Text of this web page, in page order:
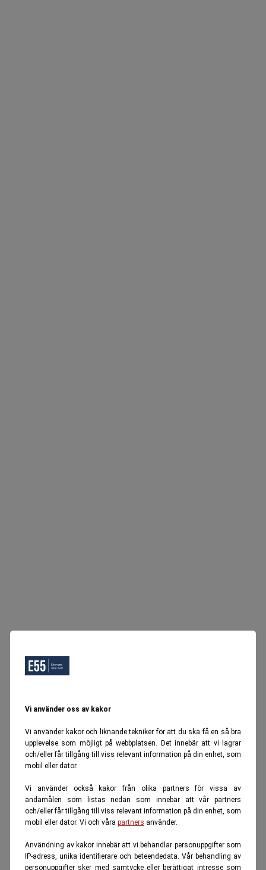
Vi använder oss av kakor
Vi använder kakor och liknande tekniker för att du ska få en så bra
upplevelse som möjligt på webbplatsen. Det innebär att vi lagrar
och/eller får tillgång till viss relevant information på din enhet, som
mobil eller dator.
Vi använder också kakor från olika partners för vissa av
ändamålen som listas nedan som innebär att vår partners
och/eller får tillgång till viss relevant information på din enhet, som
mobil eller dator. Vi och våra partners använder.
Användning av kakor innebär att vi behandlar personuppgifter som
IP-adress, unika identifierare och beteendedata. Vår behandling av
personuppgifter sker med samtycke eller berättigat intresse som